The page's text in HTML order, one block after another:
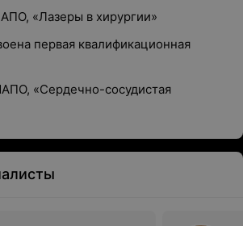
«Лазеры в хирургии»
первая квалификационная
«Сердечно-сосудистая